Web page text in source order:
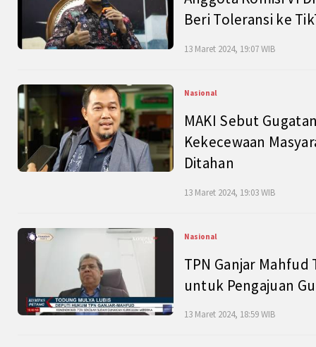
Beri Toleransi ke
13 Maret 2024, 19:07 WIB
Nasional
MAKI Sebut
Kekecewaan
Ditahan
13 Maret 2024, 19:03 WIB
Nasional
TPN Ganjar
untuk Pengajuan
13 Maret 2024, 18:59 WIB